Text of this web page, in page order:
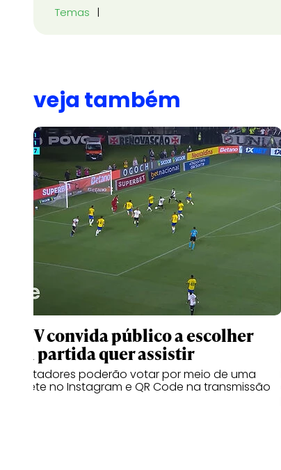
Temas
veja também
Ge TV convida público a escolher
qual partida quer assistir
Espectadores poderão votar por meio de uma
enquete no Instagram e QR Code na transmissão